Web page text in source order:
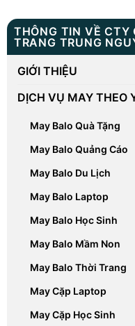
THÔNG TIN VỀ CTY
TRANG TRUNG
GIỚI THIỆU
DỊCH VỤ MAY THEO
May Balo Quà Tặng
May Balo Quảng Cáo
May Balo Du Lịch
May Balo Laptop
May Balo Học Sinh
May Balo Mầm Non
May Balo Thời Trang
May Cặp Laptop
May Cặp Học Sinh